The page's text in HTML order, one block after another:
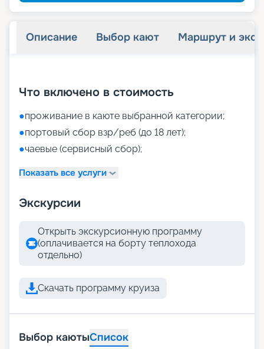
Описание Выбор кают Маршрут и
Что включено в стоимость
●проживание в каюте выбранной категории;
●портовый сбор взр/реб (до 18 лет);
●чаевые (сервисный сбор);
Показать все услуги
Экскурсии
Открыть экскурсионную программу
(оплачивается на борту теплохода
отдельно)
Скачать программу круиза
Выбор каютыСписок